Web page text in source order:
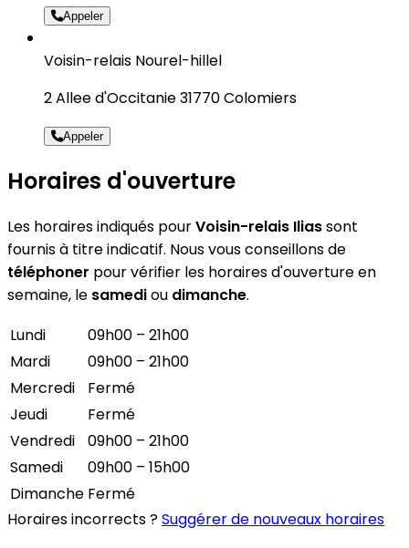
Appeler
Voisin-relais Nourel-hillel
2 Allee d'Occitanie 31770 Colomiers
Appeler
Horaires d'ouverture
Les horaires indiqués pourVoisin-relais Iliassont
fournis à titre indicatif. Nous vous conseillons de
téléphoner pour vérifier les horaires d'ouverture en
semaine, le samediou dimanche.
Lundi
09h00 – 21h00
Mardi
09h00 – 21h00
Mercredi
Fermé
Jeudi
Fermé
Vendredi
09h00 – 21h00
Samedi
09h00 – 15h00
Dimanche Fermé
Horaires incorrects ?Suggérer de nouveaux horaires